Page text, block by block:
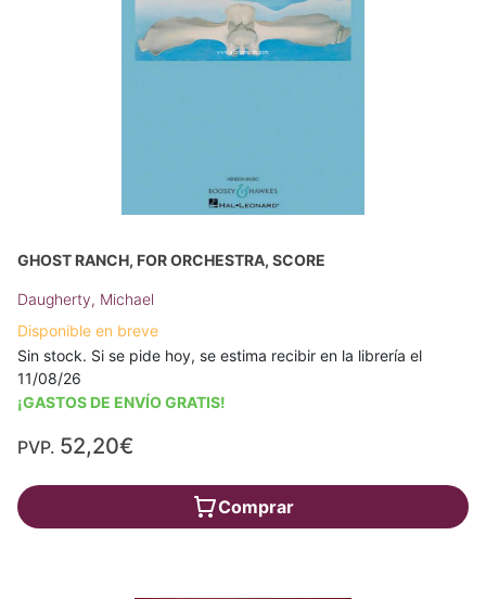
GHOST RANCH, FOR ORCHESTRA, SCORE
Daugherty, Michael
Disponible en breve
Sin stock. Si se pide hoy, se estima recibir en la librería el
11/08/26
¡GASTOS DE ENVÍO GRATIS!
PVP. 52,20€
Comprar